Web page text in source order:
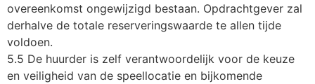
overeenkomst ongewijzigd bestaan. Opdrachtgever zal
derhalve de totale reserveringswaarde te allen tijde
voldoen.
5.5 De huurder is zelf verantwoordelijk voor de keuze
en veiligheid van de speellocatie en bijkomende